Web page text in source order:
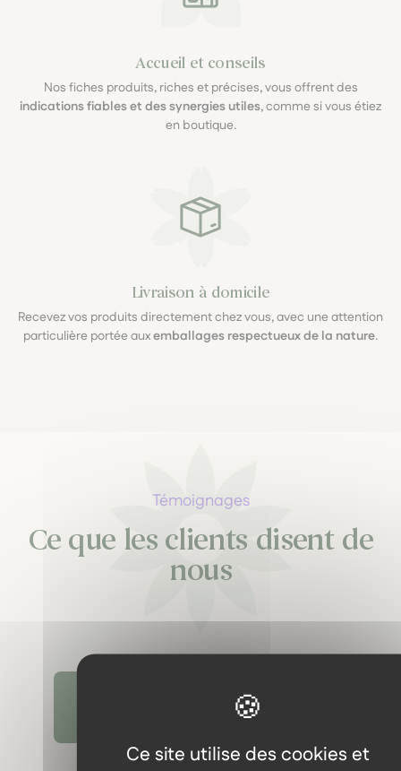
Ce site utilise des cookies et
Accueil et conseils
Nos fiches produits, riches et précises, vous offrent des
indications fiables et des synergies utiles, comme si vous étiez
en boutique.
Livraison à domicile
Recevez vos produits directement chez vous, avec une attention
particulière portée auxemballages respectueux de la nature.
Témoignages
Ce que les clients disent de
nous
Découvrir tous les témoignages